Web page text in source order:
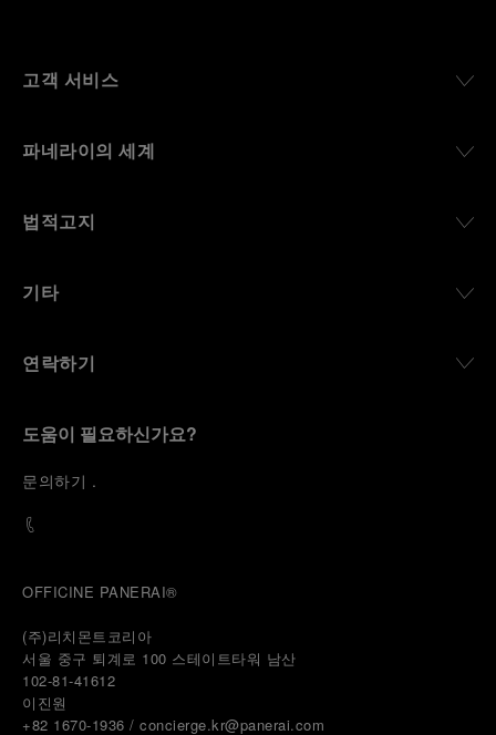
고객 서비스
파네라이의 세계
법적고지
기타
연락하기
도움이 필요하신가요?
문의하기 .
OFFICINE PANERAI®
(주)리치몬트코리아
서울 중구 퇴계로 100 스테이트타워 남산
102-81-41612
이진원
+82 1670-1936 / concierge.kr@panerai.com